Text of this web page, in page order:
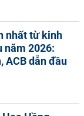
nhất từ kinh
năm 2026:
ACB dẫn đầu